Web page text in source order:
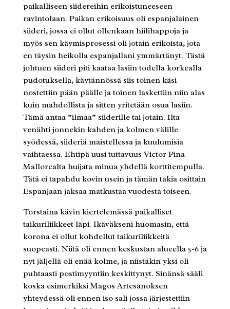
paikalliseen siidereihin erikoistuneeseen
ravintolaan. Paikan erikoisuus oli espanjalainen
siideri, jossa ei ollut ollenkaan hiilihappoja ja
myös sen käymisprosessi oli jotain erikoista, jota
en täysin heikolla espanjallani ymmärtänyt. Tästä
johtuen siideri piti kaataa lasiin todella korkealla
pudotuksella, käytännössä siis toinen käsi
nostettiin pään päälle ja toinen laskettiin niin alas
kuin mahdollista ja sitten yritetään osua lasiin.
Tämä antaa ”ilmaa” siiderille tai jotain. Ilta
venähti jonnekin kahden ja kolmen välille
syödessä, siideriä maistellessa ja kuulumisia
vaihtaessa. Ehtipä uusi tuttavuus Victor Pina
Mallorcalta huijata minua yhdellä korttitempulla.
Tätä ei tapahdu kovin usein ja tämän takia osittain
Espanjaan jaksaa matkustaa vuodesta toiseen.
Torstaina kävin kiertelemässä paikalliset
taikuriliikkeet läpi. Ikäväkseni huomasin, että
korona ei ollut kohdellut taikuriliikkeitä
suopeasti. Niitä oli ennen keskustan alueella 5-6 ja
nyt jäljellä oli enää kolme, ja niistäkin yksi oli
puhtaasti postimyyntiin keskittynyt. Sinänsä sääli
koska esimerkiksi Magos Artesanoksen
yhteydessä oli ennen iso sali jossa järjestettiin